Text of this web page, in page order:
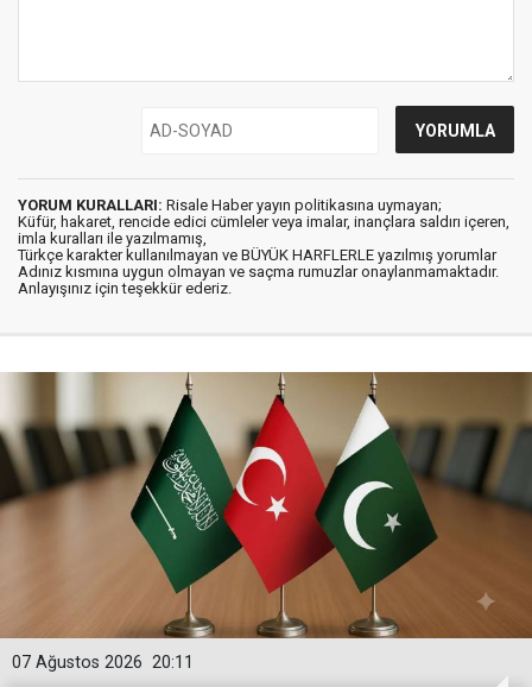
YORUM KURALLARI: Risale Haber yayın politikasına uymayan;
Küfür, hakaret, rencide edici cümleler veya imalar, inançlara saldırı içeren,
imla kuralları ile yazılmamış,
Türkçe karakter kullanılmayan ve BÜYÜK HARFLERLE yazılmış yorumlar
Adınız kısmına uygun olmayan ve saçma rumuzlar onaylanmamaktadır.
Anlayışınız için teşekkür ederiz.
20:11
07 Ağustos 2026